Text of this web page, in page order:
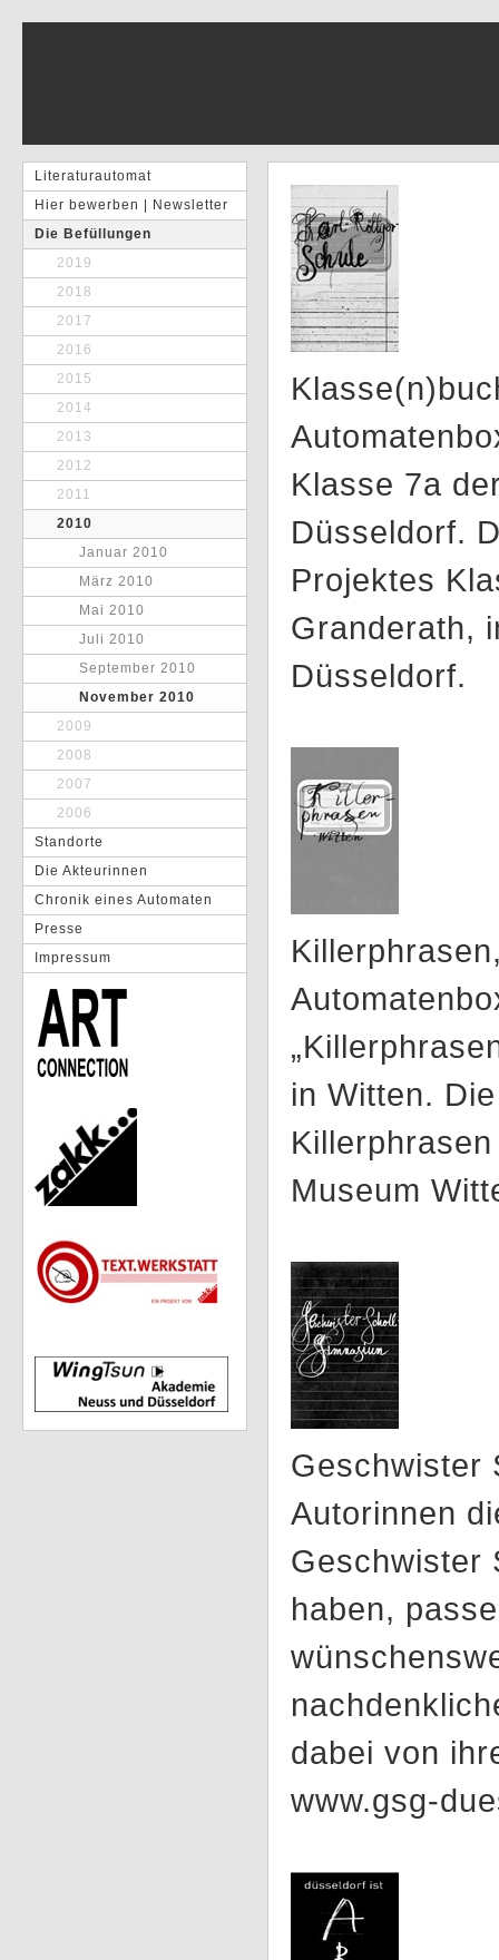
Literaturautomat
Hier bewerben | Newsletter
Die Befüllungen
2019
2018
2017
2016
2015
2014
2013
2012
2011
2010
Januar 2010
März 2010
Mai 2010
Juli 2010
September 2010
November 2010
2009
2008
2007
2006
Standorte
Die Akteurinnen
Chronik eines Automaten
Presse
Impressum
Klasse 7a
Düsseldorf.
Projektes
Granderath,
Düsseldorf.
in Witten.
Museum
Geschwister
Autorinnen
Geschwister
haben,
dabei von
www.gsg-